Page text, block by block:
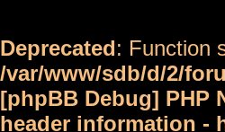
Deprecated: Function
/var/www/sdb/d/2/
[phpBB Debug] PHP
header information -